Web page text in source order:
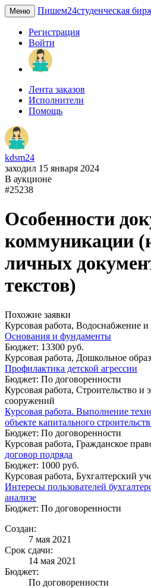
Меню Пишем24студенческая
Регистрация
Войти
Лента заказов
Исполнители
Помощь
kdsm24
заходил 15 января 2024
В аукционе
#25238
Особенности
коммуникации
личных
текстов)
Похожие заявки
Курсовая работа, Водоснабжение и
Основания и фундаменты
Бюджет: 13300 руб.
Курсовая работа, Дошкольное
Профилактика детской агрессии
Бюджет: По договоренности
Курсовая работа, Строительство и
сооружений
Курсовая работа. Выполнение
объекте капитального
Бюджет: По договоренности
Курсовая работа, Гражданское
договор подряда
Бюджет: 1000 руб.
Курсовая работа, Бухгалтерский
Интересы пользователей
анализе
Бюджет: По договоренности
Создан:
7 мая 2021
Срок сдачи:
14 мая 2021
Бюджет:
По договоренности